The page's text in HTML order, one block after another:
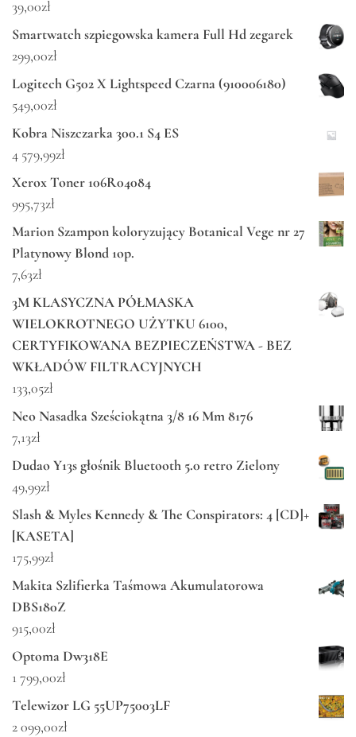
39,00zł
Smartwatch szpiegowska kamera Full Hd zegarek
299,00zł
Logitech G502 X Lightspeed Czarna (910006180)
549,00zł
Kobra Niszczarka 300.1 S4 ES
4 579,99zł
Xerox Toner 106R04084
995,73zł
Marion Szampon koloryzujący Botanical Vege nr 27
Platynowy Blond 1op.
7,63zł
3M KLASYCZNA PÓŁMASKA
WIELOKROTNEGO UŻYTKU 6100,
CERTYFIKOWANA BEZPIECZEŃSTWA - BEZ
WKŁADÓW FILTRACYJNYCH
133,05zł
Neo Nasadka Sześciokątna 3/8 16 Mm 8176
7,13zł
Dudao Y13s głośnik Bluetooth 5.0 retro Zielony
49,99zł
Slash & Myles Kennedy & The Conspirators: 4 [CD]+
[KASETA]
175,99zł
Makita Szlifierka Taśmowa Akumulatorowa
DBS180Z
915,00zł
Optoma Dw318E
1 799,00zł
Telewizor LG 55UP75003LF
2 099,00zł